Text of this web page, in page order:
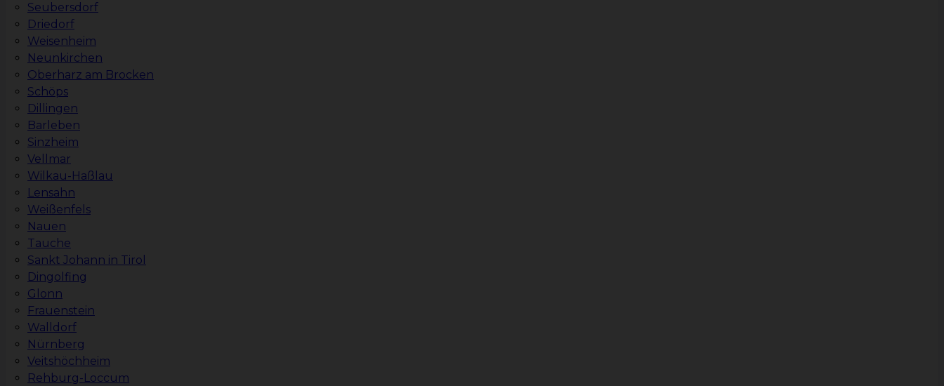
Seubersdorf
Driedorf
Weisenheim
Neunkirchen
Oberharz am Brocken
Schöps
Dillingen
Barleben
Sinzheim
Vellmar
Wilkau-Haßlau
Lensahn
Weißenfels
Nauen
Tauche
Sankt Johann in Tirol
Dingolfing
Glonn
Frauenstein
Walldorf
Nürnberg
Veitshöchheim
Rehburg-Loccum